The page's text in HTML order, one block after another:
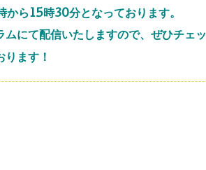
から15時30分となっております。
にて配信いたしますので、ぜひチェ
ます！